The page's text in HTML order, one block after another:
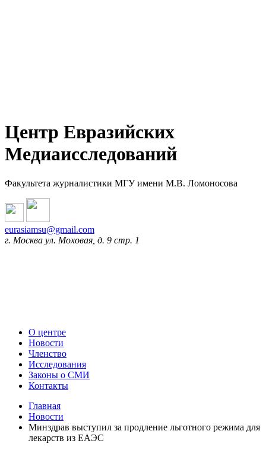
Центр Евразийских
Медиаисследований
Факультета журналистики МГУ имени М.В. Ломоносова
eurasiamsu@gmail.com
г. Москва ул. Моховая, д. 9 стр. 1
О центре
Новости
Членство
Исследования
Законы о СМИ
Контакты
Главная
Новости
Минздрав выступил за продление льготного режима для
лекарств из ЕАЭС